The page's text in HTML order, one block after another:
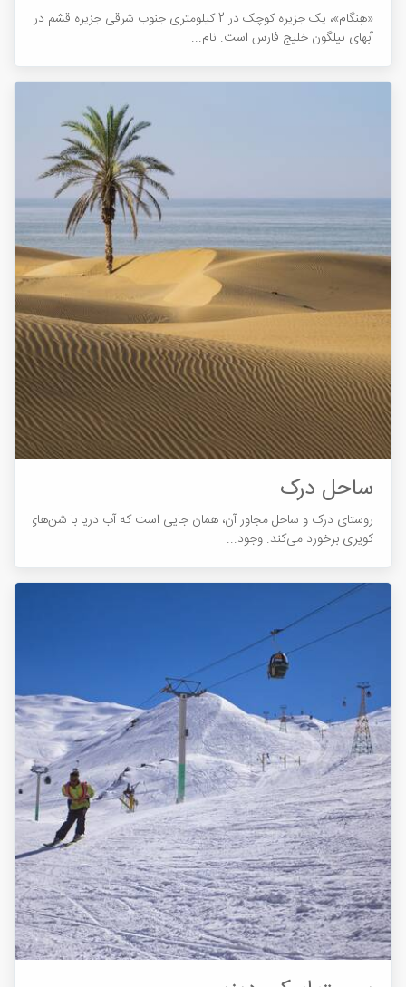
«هِنگام»، یک جزیره کوچک در 2 کیلومتری جنوب شرقی جزیره قشم در
آب­های نیلگون خلیج فارس است. نام...
ساحل درک
روستای درک و ساحل مجاور آن، همان جایی است که آب دریا با شن‎های
کویری برخورد می‎کند. وجود...